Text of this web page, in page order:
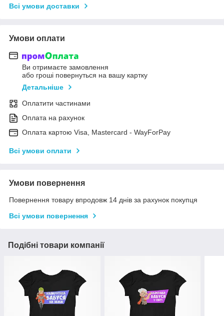
Всі умови доставки
Умови оплати
Ви отримаєте замовлення
або гроші повернуться на вашу картку
Детальніше
Оплатити частинами
Оплата на рахунок
Оплата картою Visa, Mastercard - WayForPay
Всі умови оплати
Умови повернення
Повернення товару впродовж 14 днів за рахунок покупця
Всі умови повернення
Подібні товари компанії